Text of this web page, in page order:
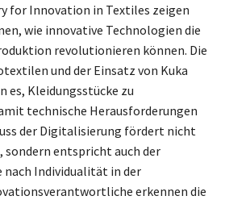
for Innovation in Textiles zeigen
wie innovative Technologien die
revolutionieren können. Die
und der Einsatz von Kuka
es, Kleidungsstücke zu
technische Herausforderungen
der Digitalisierung fördert nicht
sondern entspricht auch der
nach Individualität in der
erkennen die